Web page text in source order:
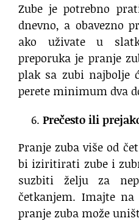
Zube je potrebno
dnevno, a obavezno
ako uživate u
preporuka je pranje
plak sa zubi najbolje
perete minimum dva
Prečesto ili
Pranje zuba više od
bi iziritirati zube i
suzbiti želju za
četkanjem. Imajte na
pranje zuba može